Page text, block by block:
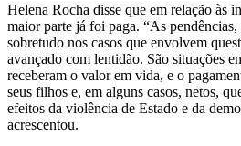
Helena Rocha disse que em relação às
maior parte já foi paga. “As
sobretudo nos casos que envolvem
avançado com lentidão. São situações
receberam o valor em vida, e o
seus filhos e, em alguns casos, netos,
efeitos da violência de Estado e da
acrescentou.